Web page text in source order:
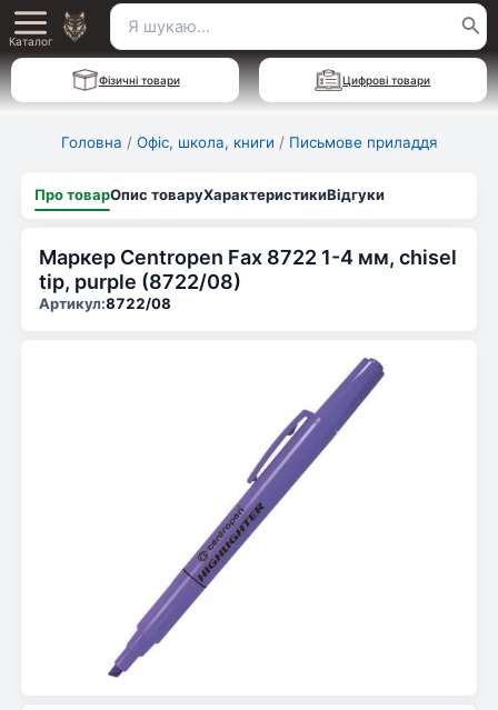
Перейти
до
вмісту
Main
Menu
Каталог
Пошук
для:
Фізичні товари Цифрові товари
Головна / Офіс, школа, книги / Письмове приладдя
Про товарОпис товаруХарактеристикиВідгуки
Маркер Centropen Fax 8722 1-4 мм, chisel
tip, purple (8722/08)
Артикул:8722/08